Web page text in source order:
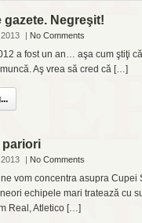
Negreşit!
| No Comments
a fost un an… aşa cum ştiţi
Aş vrea să cred că […]
| No Comments
vom concentra asupra Cupei
echipele mari tratează cu
Real, Atletico […]